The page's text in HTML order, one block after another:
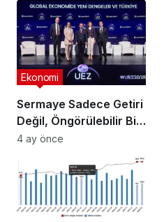
Sermaye Sadece Getiri
Değil, Öngörülebilir Bir
Ortam Arıyor
Ekonomi
4 ay önce